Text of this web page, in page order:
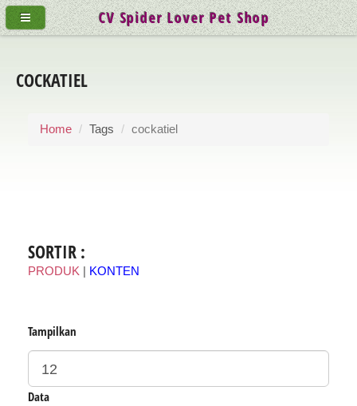
COCKATIEL
Home Tags cockatiel
SORTIR :
PRODUK KONTEN
Tampilkan
Data
CV Spider Lover Pet Shop